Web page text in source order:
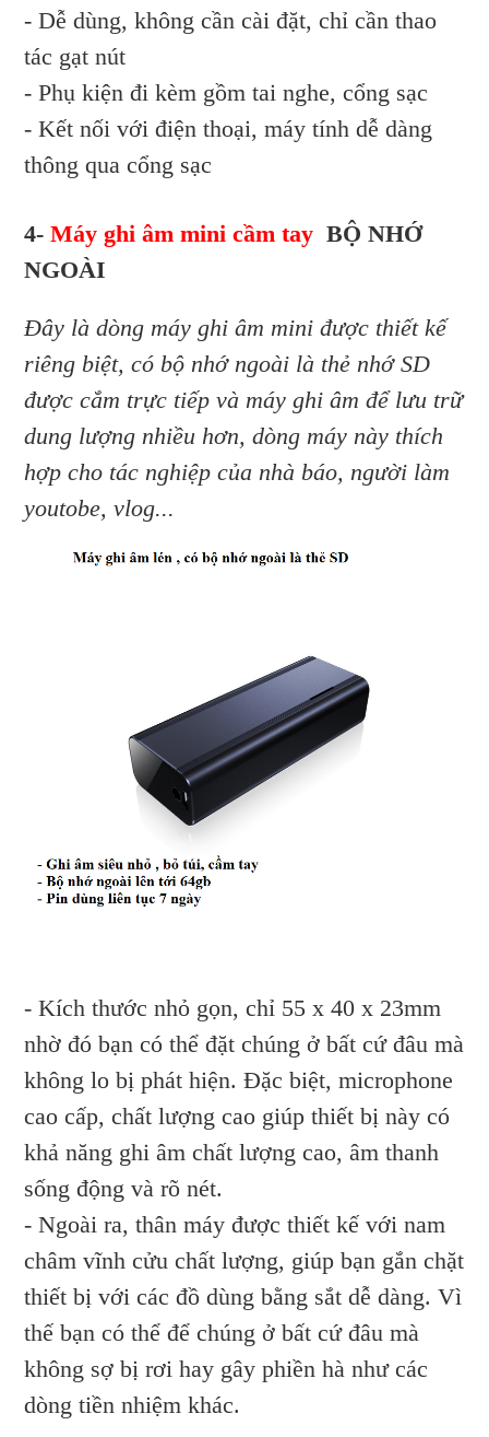
- Dễ dùng, không cần cài đặt, chỉ cần thao
tác gạt nút
- Phụ kiện đi kèm gồm tai nghe, cổng sạc
- Kết nối với điện thoại, máy tính dễ dàng
thông qua cổng sạc
4-Máy ghi âm mini cầm tay BỘ NHỚ
NGOÀI
Đây là dòng máy ghi âm mini được thiết kế
riêng biệt, có bộ nhớ ngoài là thẻ nhớ SD
được cắm trực tiếp và máy ghi âm để lưu trữ
dung lượng nhiều hơn, dòng máy này thích
hợp cho tác nghiệp của nhà báo, người làm
youtobe, vlog...
- Kích thước nhỏ gọn, chỉ 55 x 40 x 23mm
nhờ đó bạn có thể đặt chúng ở bất cứ đâu mà
không lo bị phát hiện. Đặc biệt, microphone
cao cấp, chất lượng cao giúp thiết bị này có
khả năng ghi âm chất lượng cao, âm thanh
sống động và rõ nét.
- Ngoài ra, thân máy được thiết kế với nam
châm vĩnh cửu chất lượng, giúp bạn gắn chặt
thiết bị với các đồ dùng bằng sắt dễ dàng. Vì
thế bạn có thể để chúng ở bất cứ đâu mà
không sợ bị rơi hay gây phiền hà như các
dòng tiền nhiệm khác.